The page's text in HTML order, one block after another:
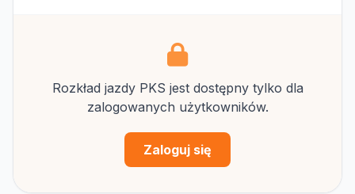
Rozkład jazdy PKS jest dostępny tylko dla
zalogowanych użytkowników.
Zaloguj się